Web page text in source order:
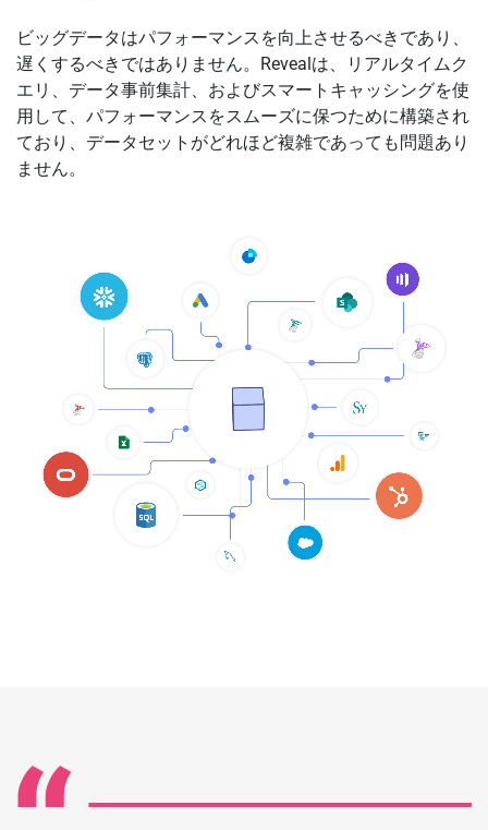
ビッグデータはパフォーマンスを向上させるべきであり、
遅くするべきではありません。Revealは、リアルタイムク
エリ、データ事前集計、およびスマートキャッシングを使
用して、パフォーマンスをスムーズに保つために構築され
ており、データセットがどれほど複雑であっても問題あり
ません。